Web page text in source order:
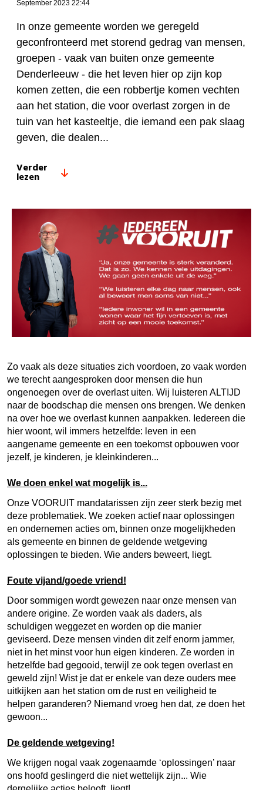
September 2023 22:44
In onze gemeente worden we geregeld
geconfronteerd met storend gedrag van mensen,
groepen - vaak van buiten onze gemeente
Denderleeuw - die het leven hier op zijn kop
komen zetten, die een robbertje komen vechten
aan het station, die voor overlast zorgen in de
tuin van het kasteeltje, die iemand een pak slaag
geven, die dealen...
Verder
lezen
Zo vaak als deze situaties zich voordoen, zo vaak worden
we terecht aangesproken door mensen die hun
ongenoegen over de overlast uiten. Wij luisteren ALTIJD
naar de boodschap die mensen ons brengen. We denken
na over hoe we overlast kunnen aanpakken. Iedereen die
hier woont, wil immers hetzelfde: leven in een
aangename gemeente en een toekomst opbouwen voor
jezelf, je kinderen, je kleinkinderen...
We doen enkel wat mogelijk is...
Onze VOORUIT mandatarissen zijn zeer sterk bezig met
deze problematiek. We zoeken actief naar oplossingen
en ondernemen acties om, binnen onze mogelijkheden
als gemeente en binnen de geldende wetgeving
oplossingen te bieden. Wie anders beweert, liegt.
Foute vijand/goede vriend!
Door sommigen wordt gewezen naar onze mensen van
andere origine. Ze worden vaak als daders, als
schuldigen weggezet en worden op die manier
geviseerd. Deze mensen vinden dit zelf enorm jammer,
niet in het minst voor hun eigen kinderen. Ze worden in
hetzelfde bad gegooid, terwijl ze ook tegen overlast en
geweld zijn! Wist je dat er enkele van deze ouders mee
uitkijken aan het station om de rust en veiligheid te
helpen garanderen? Niemand vroeg hen dat, ze doen het
gewoon...
De geldende wetgeving!
We krijgen nogal vaak zogenaamde ‘oplossingen’ naar
ons hoofd geslingerd die niet wettelijk zijn... Wie